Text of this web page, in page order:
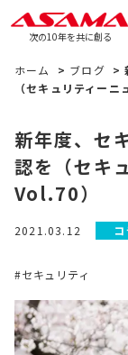
次の10年を共に創る
ホーム > ブログ >
（セキュリティー
新年度、セ
認を（セキ
Vol.70）
2021.03.12
#セキュリティ